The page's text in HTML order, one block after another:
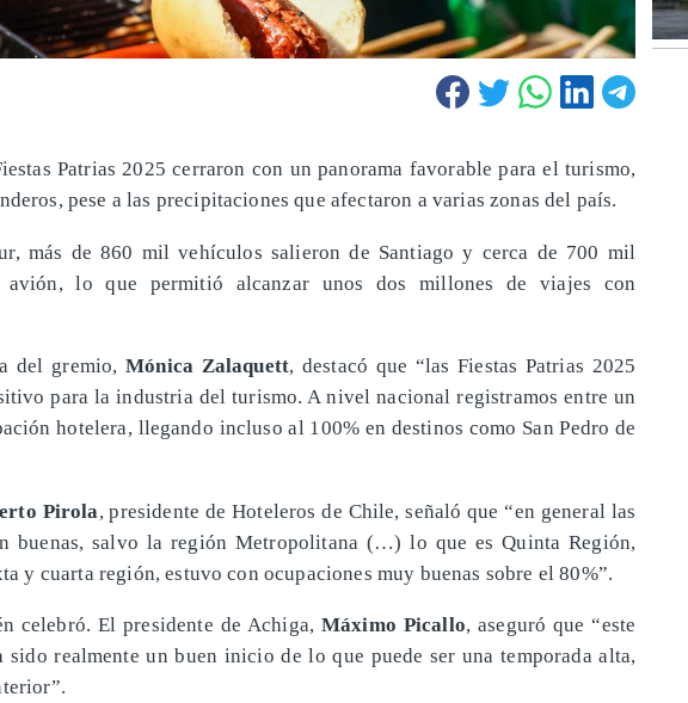
Patrias 2025 cerraron con un panorama favorable para el turismo,
pese a las precipitaciones que afectaron a varias zonas del país.
más de 860 mil vehículos salieron de Santiago y cerca de 700 mil
avión, lo que permitió alcanzar unos dos millones de viajes con
del gremio,Mónica Zalaquett, destacó que “las Fiestas Patrias 2025
para la industria del turismo. A nivel nacional registramos entre un
hotelera, llegando incluso al 100% en destinos como San Pedro de
Pirola, presidente de Hoteleros de Chile, señaló que “en general las
buenas, salvo la región Metropolitana (…) lo que es Quinta Región,
y cuarta región, estuvo con ocupaciones muy buenas sobre el 80%”.
celebró. El presidente de Achiga, Máximo Picallo, aseguró que “este
sido realmente un buen inicio de lo que puede ser una temporada alta,